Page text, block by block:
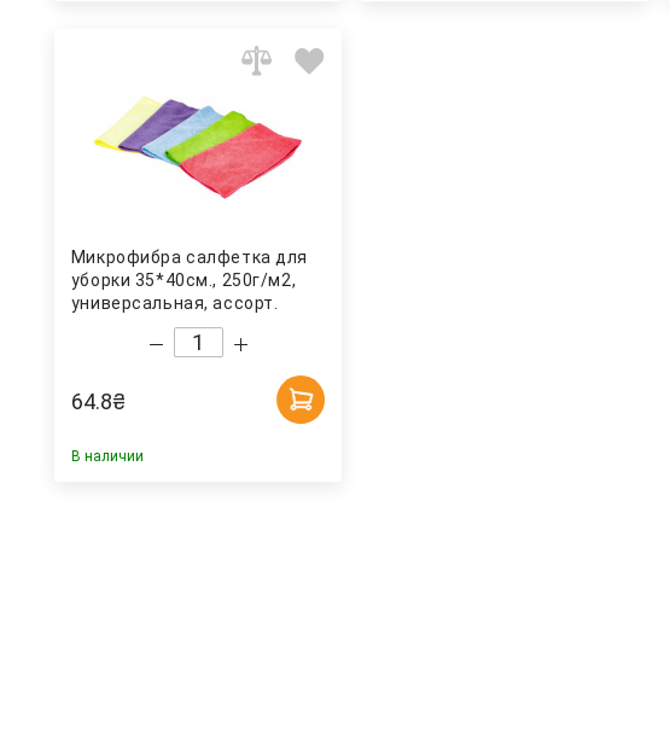
Микрофибра салфетка для
уборки 35*40см., 250г/м2,
универсальная, ассорт.
64.8₴
В наличии